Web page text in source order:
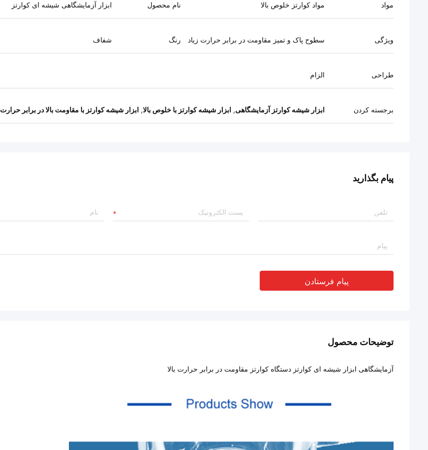
مواد مواد کوارتز خلوص بالا نام محصول ابزار آزمایشگاهی شیشه ای کوارتز
ویژگی سطوح پاک و تمیز مقاومت در برابر حرارت زیاد رنگ شفاف
طراحی الزام
برجسته کردن ابزار شیشه کوارتز آزمایشگاهی, ابزار شیشه کوارتز با خلوص بالا, ابزار شیشه کوارتز با مقاومت بالا در برابر حرارت
پیام بگذارید
پیام فرستادن
توضیحات محصول
آزمایشگاهی ابزار شیشه ای کوارتز دستگاه کوارتز مقاومت در برابر حرارت بالا